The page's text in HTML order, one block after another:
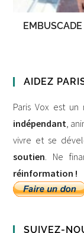
AIDEZ
Paris Vox est
indépendant,
vivre et se
soutien. Ne
réinformation !
SUIVEZ-